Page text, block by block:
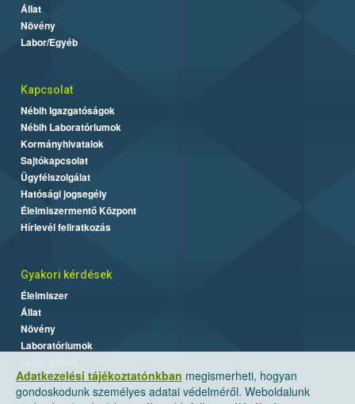
Adatkezelési tájékoztatónkban megismerheti, hogyan
gondoskodunk személyes adatai védelméről. Weboldalunk
Állat
Növény
Labor/Egyéb
Kapcsolat
Nébih Igazgatóságok
Nébih Laboratóriumok
Kormányhivatalok
Sajtókapcsolat
Ügyfélszolgálat
Hatósági jogsegély
Élelmiszermentő Központ
Hírlevél feliratkozás
Gyakori kérdések
Élelmiszer
Állat
Növény
Laboratóriumok